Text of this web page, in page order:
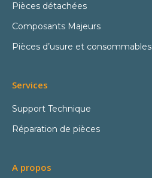
Pièces détachées
Composants Majeurs
Pièces d’usure et consommables
Services
Support Technique
Réparation de pièces
A propos